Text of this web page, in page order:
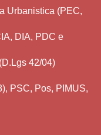
Urbanistica (PEC,
DIA, PDC e
42/04)
PSC, Pos, PIMUS,